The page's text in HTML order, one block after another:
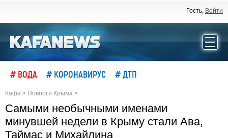
Гость, Войти
# ВОДА # КОРОНАВИРУС # ДТП
Кафа > Новости Крыма >
Самыми необычными именами
минувшей недели в Крыму стали Ава,
Таймас и Михайлина